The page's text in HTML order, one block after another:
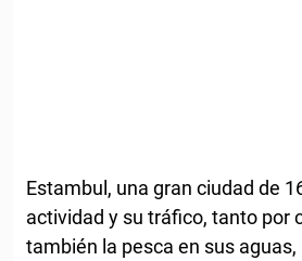
Estambul, una gran ciudad de
actividad y su tráfico, tanto por
también la pesca en sus